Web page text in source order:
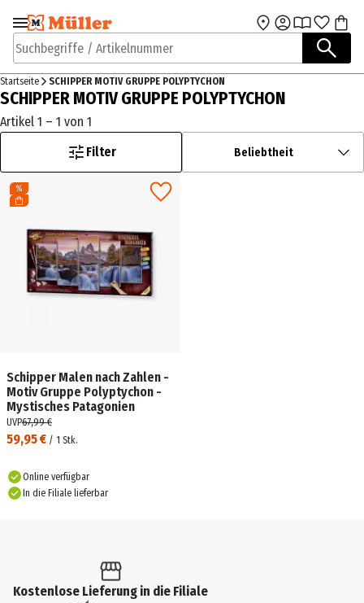
Zur Navigation
springen
Zum Hauptinhalt
Suchbegriffe / Artikelnummer
Startseite SCHIPPER MOTIV GRUPPE POLYPTYCHON
SCHIPPER MOTIV GRUPPE POLYPTYCHON
Artikel 1 – 1 von 1
Filter
Beliebtheit
Schipper Malen nach Zahlen -
Motiv Gruppe Polyptychon -
Mystisches Patagonien
59,95 € / 1 Stk.
UVP67,99 €
Online verfügbar
In die Filiale lieferbar
Kostenlose Lieferung in die Filiale